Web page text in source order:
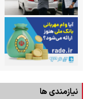
نیازمندی ها